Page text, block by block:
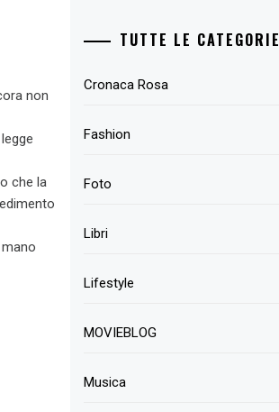
non
che la
TUTTE LE CATEGORIE
Cronaca Rosa
Fashion
Foto
Libri
Lifestyle
MOVIEBLOG
Musica